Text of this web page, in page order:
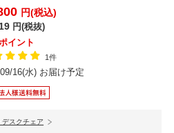
円(税込)
円(税抜)
ポイント
1件
16(水) お届け予定
デスクチェア